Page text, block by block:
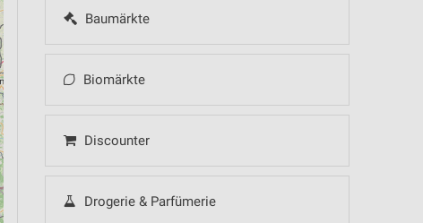
Baumärkte
Biomärkte
Discounter
Drogerie & Parfümerie